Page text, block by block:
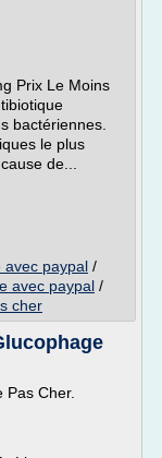
Prix Le Moins
bactériennes.
le plus
de...
avec paypal /
avec paypal /
cher
Cher.